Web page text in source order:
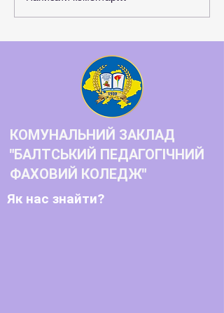
прав молоді
КОМУНАЛЬНИЙ ЗАКЛАД
"БАЛТСЬКИЙ ПЕДАГОГІЧНИЙ
ФАХОВИЙ КОЛЕДЖ"
Як нас знайти?